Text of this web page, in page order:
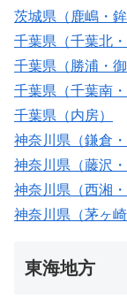
茨城県（鹿嶋・鉾
千葉県（千葉北
千葉県（勝浦・御
千葉県（千葉南
千葉県（内房）
神奈川県（鎌倉・
神奈川県（藤沢・
神奈川県（西湘・
神奈川県（茅ヶ崎
東海地方